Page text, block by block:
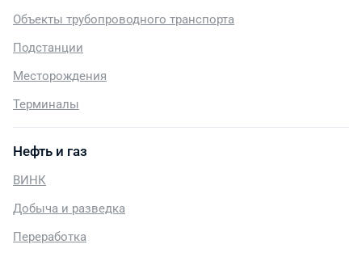
Объекты трубопроводного транспорта
Подстанции
Месторождения
Терминалы
Нефть и газ
ВИНК
Добыча и разведка
Переработка